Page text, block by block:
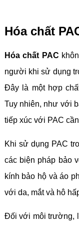
Hóa chất
Hóa chất PAC
người khi sử dụng
Đây là một hợp
Tuy nhiên, như với
tiếp xúc với PAC
Khi sử dụng PAC
các biện pháp bảo
kính bảo hộ và áo
với da, mắt và hô
Đối với môi trường,